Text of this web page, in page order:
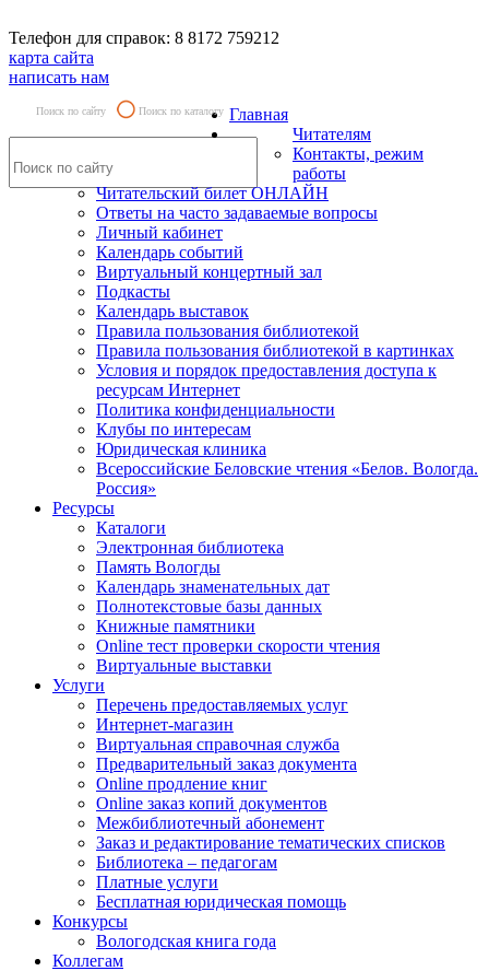
Телефон для справок: 8 8172 759212
карта сайта
написать нам
Поиск по сайту Поиск по каталогу Главная
Читателям
Контакты, режим
работы
Читательский билет ОНЛАЙН
Ответы на часто задаваемые вопросы
Личный кабинет
Календарь событий
Виртуальный концертный зал
Подкасты
Календарь выставок
Правила пользования библиотекой
Правила пользования библиотекой в картинках
Условия и порядок предоставления доступа к
ресурсам Интернет
Политика конфиденциальности
Клубы по интересам
Юридическая клиника
Всероссийские Беловские чтения «Белов. Вологда.
Россия»
Ресурсы
Каталоги
Электронная библиотека
Память Вологды
Календарь знаменательных дат
Полнотекстовые базы данных
Книжные памятники
Online тест проверки скорости чтения
Виртуальные выставки
Услуги
Перечень предоставляемых услуг
Интернет-магазин
Виртуальная справочная служба
Предварительный заказ документа
Online продление книг
Online заказ копий документов
Межбиблиотечный абонемент
Заказ и редактирование тематических списков
Библиотека – педагогам
Платные услуги
Бесплатная юридическая помощь
Конкурсы
Вологодская книга года
Коллегам